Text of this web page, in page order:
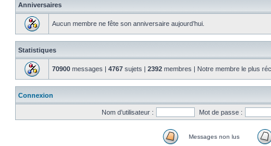
Anniversaires
Aucun membre ne fête son anniversaire aujourd’hui.
Statistiques
70900 messages | 4767 sujets | 2392 membres | Notre membre le plus
Connexion
Nom d’utilisateur : Mot de passe :
Messages non lus